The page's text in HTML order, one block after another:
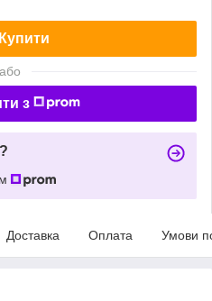
Купити
або
з
Доставка Оплата Умови